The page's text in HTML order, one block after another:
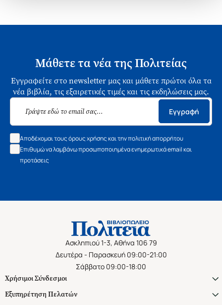
Μάθετε τα νέα της Πολιτείας
Εγγραφείτε στο newsletter μας και μάθετε πρώτοι όλα τα
νέα βιβλία, τις εξαιρετικές τιμές και τις εκδηλώσεις μας.
Εγγραφή
Αποδέχομαι τους όρους χρήσης και την πολιτική απορρήτου
Επιθυμώ να λαμβάνω προσωποποιημένα ενημερωτικά email και
προτάσεις
Ασκληπιού 1-3, Αθήνα 106 79
Δευτέρα - Παρασκευή 09:00-21:00
Σάββατο 09:00-18:00
Χρήσιμοι Σύνδεσμοι
Εξυπηρέτηση Πελατών